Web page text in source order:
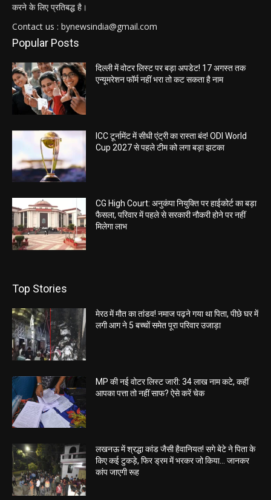
करने के लिए प्रतिबद्ध है।
Contact us : bynewsindia@gmail.com
Popular Posts
दिल्ली में वोटर लिस्ट पर बड़ा अपडेट! 17 अगस्त तक
एन्यूमरेशन फॉर्म नहीं भरा तो कट सकता है नाम
ICC टूर्नामेंट में सीधी एंट्री का रास्ता बंद! ODI World
Cup 2027 से पहले टीम को लगा बड़ा झटका
CG High Court: अनुकंपा नियुक्ति पर हाईकोर्ट का बड़ा
फैसला, परिवार में पहले से सरकारी नौकरी होने पर नहीं
मिलेगा लाभ
Top Stories
मेरठ में मौत का तांडव! नमाज पढ़ने गया था पिता, पीछे घर में
लगी आग ने 5 बच्चों समेत पूरा परिवार उजाड़ा
MP की नई वोटर लिस्ट जारी: 34 लाख नाम कटे, कहीं
आपका पत्ता तो नहीं साफ? ऐसे करें चेक
लखनऊ में श्रद्धा कांड जैसी हैवानियत! सगे बेटे ने पिता के
किए कई टुकड़े, फिर ड्रम में भरकर जो किया… जानकर
कांप जाएगी रूह